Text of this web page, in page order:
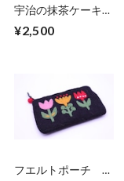
宇治の抹茶ケーキ５
¥2,500
フエルトポーチ お